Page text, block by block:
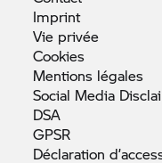
Imprint
Vie privée
Cookies
Mentions légales
Social Media
DSA
GPSR
Déclaration